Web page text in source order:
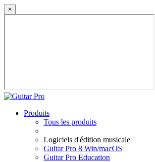
×
Produits
Tous les produits
Logiciels d'édition musicale
Guitar Pro 8 Win/macOS
Guitar Pro Education